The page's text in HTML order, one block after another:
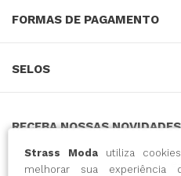
Strass Modautiliza
melhorar sua experiência
FORMAS DE PAGAMENTO
SELOS
RECEBA NOSSAS NOVIDADES